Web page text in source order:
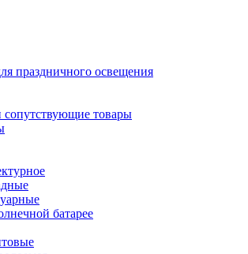
праздничного освещения
товары
батарее